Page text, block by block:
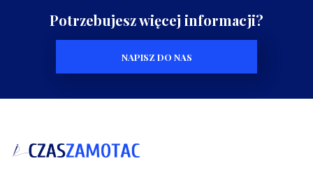
Potrzebujesz więcej informacji?
NAPISZ DO NAS